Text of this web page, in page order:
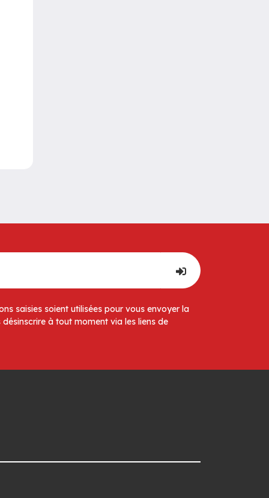
saisies soient utilisées pour vous envoyer la
à tout moment via les liens de